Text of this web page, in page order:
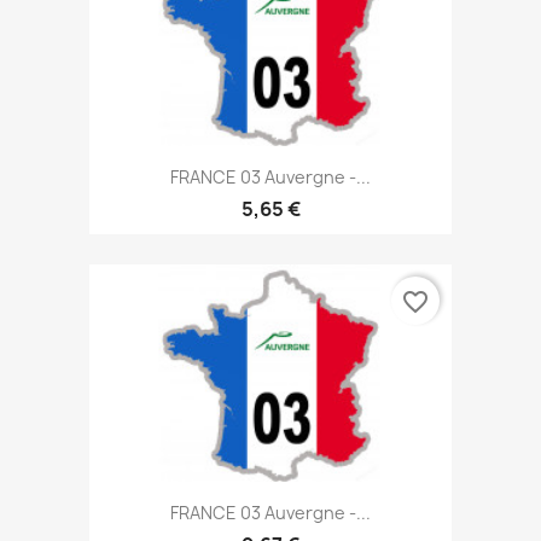
FRANCE 03 Auvergne -...
5,65 €
FRANCE 03 Auvergne -...
favorite_border